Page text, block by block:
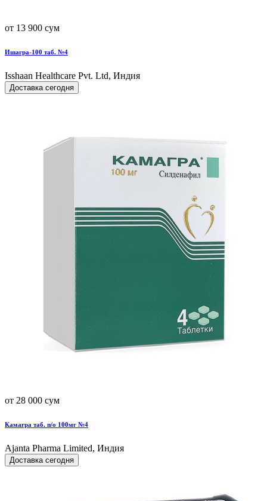
от 13 900 сум
Ишагра-100 таб. №4
Isshaan Healthcare Pvt. Ltd, Индия
Доставка сегодня
от 28 000 сум
Камагра таб. п/о 100мг №4
Ajanta Pharma Limited, Индия
Доставка сегодня